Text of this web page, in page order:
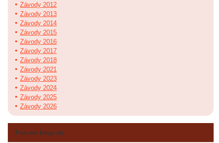
Závody 2012
Závody 2013
Závody 2014
Závody 2015
Závody 2016
Závody 2017
Závody 2018
Závody 2021
Závody 2023
Závody 2024
Závody 2025
Závody 2026
Poslední fotografie